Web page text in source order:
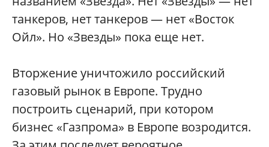
танкеров, нет танкеров — нет «Восток
Ойл». Но «Звезды» пока еще нет.
Вторжение уничтожило российский
газовый рынок в Европе. Трудно
построить сценарий, при котором
бизнес «Газпрома» в Европе возродится.